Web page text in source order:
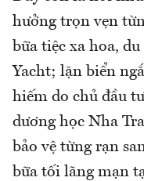
hưởng trọn vẹn
bữa tiệc xa hoa,
Yacht; lặn biển
hiếm do chủ đầu
dương học Nha
bảo vệ từng rạn
bữa tối lãng mạn